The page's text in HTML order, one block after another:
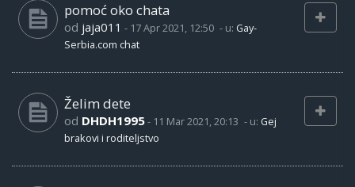
pomoć oko chata
od jaja011 - 17 Apr 2021, 12:50 - u: Gay-
Serbia.com chat
Želim dete
od DHDH1995- 11 Mar 2021, 20:13 - u: Gej
brakovi i roditeljstvo